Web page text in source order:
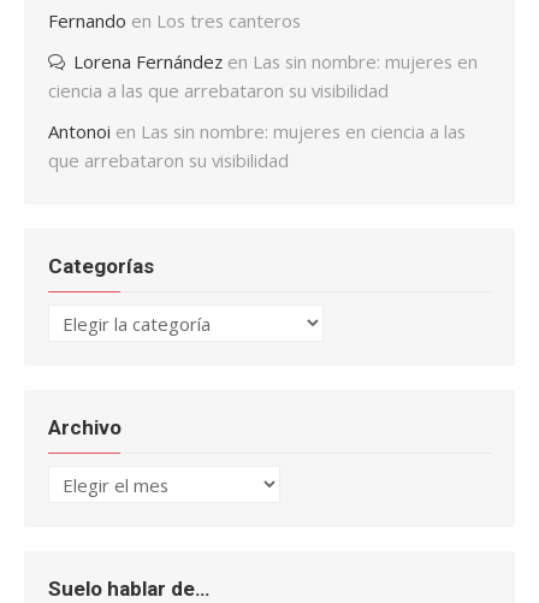
Fernando en Los tres canteros
Lorena Fernández en Las sin nombre: mujeres en
ciencia a las que arrebataron su visibilidad
Antonoi en Las sin nombre: mujeres en ciencia a las
que arrebataron su visibilidad
Categorías
Categorías
Archivo
Archivo
Suelo hablar de…